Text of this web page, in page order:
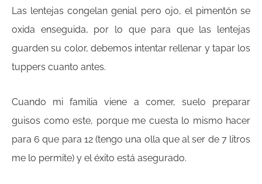
Las lentejas congelan genial pero ojo, el pimentón se
oxida enseguida, por lo que para que las lentejas
guarden su color, debemos intentar rellenar y tapar los
tuppers cuanto antes.
Cuando mi familia viene a comer, suelo preparar
guisos como este, porque me cuesta lo mismo hacer
para 6 que para 12 (tengo una olla que al ser de 7 litros
me lo permite) y el éxito está asegurado.